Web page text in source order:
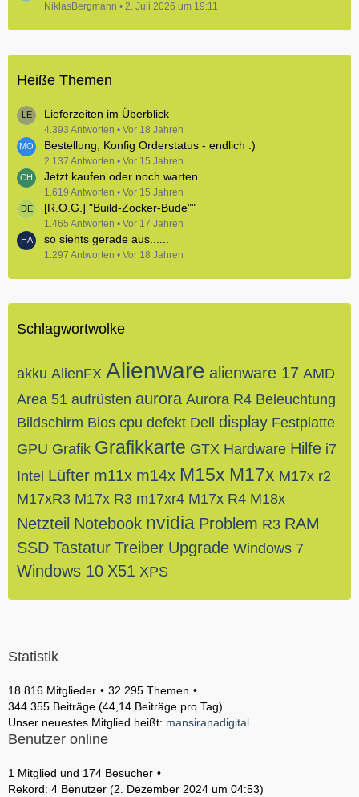
NiklasBergmann 2. Juli 2026 um 19:11
Heiße Themen
Lieferzeiten im Überblick
4.393 Antworten Vor 18 Jahren
Bestellung, Konfig Orderstatus - endlich :)
2.137 Antworten Vor 15 Jahren
Jetzt kaufen oder noch warten
1.619 Antworten Vor 15 Jahren
[R.O.G.] "Build-Zocker-Bude""
1.465 Antworten Vor 17 Jahren
so siehts gerade aus......
1.297 Antworten Vor 18 Jahren
Schlagwortwolke
akku AlienFX Alienware alienware 17 AMD
Area 51 aufrüsten aurora Aurora R4 Beleuchtung
Bildschirm Bios cpu defekt Dell display Festplatte
GPU Grafik Grafikkarte GTX Hardware Hilfe i7
Intel Lüfter m11x m14x M15x M17x M17x r2
M17xR3 M17x R3 m17xr4 M17x R4 M18x
Netzteil Notebook nvidia Problem R3 RAM
SSD Tastatur Treiber Upgrade Windows 7
Windows 10 X51 XPS
Statistik
18.816 Mitglieder
32.295 Themen
344.355 Beiträge (44,14 Beiträge pro Tag)
Unser neuestes Mitglied heißt: mansiranadigital
Benutzer online
1 Mitglied und 174 Besucher
Rekord: 4 Benutzer (2. Dezember 2024 um 04:53)